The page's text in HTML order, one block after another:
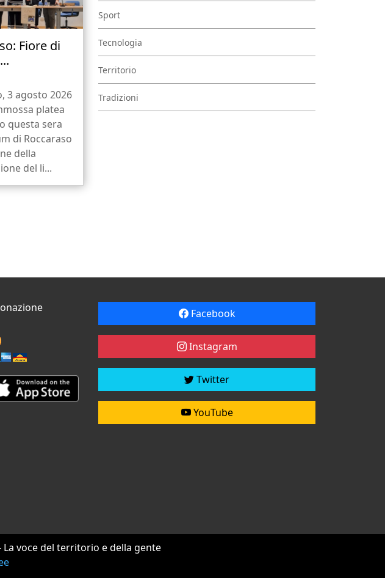
Fiore di
3 agosto 2026
platea
questa sera
di Roccaraso
della
del li...
Sport
Tecnologia
Territorio
Tradizioni
Facebook
Instagram
Twitter
YouTube
voce del territorio e della gente